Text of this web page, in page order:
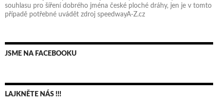
souhlasu pro šíření dobrého jména české ploché dráhy, jen je v tomto
případě potřebné uvádět zdroj speedwayA-Z.cz
JSME NA FACEBOOKU
LAJKNĚTE NÁS !!!